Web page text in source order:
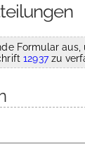
Formular aus,
12937zu